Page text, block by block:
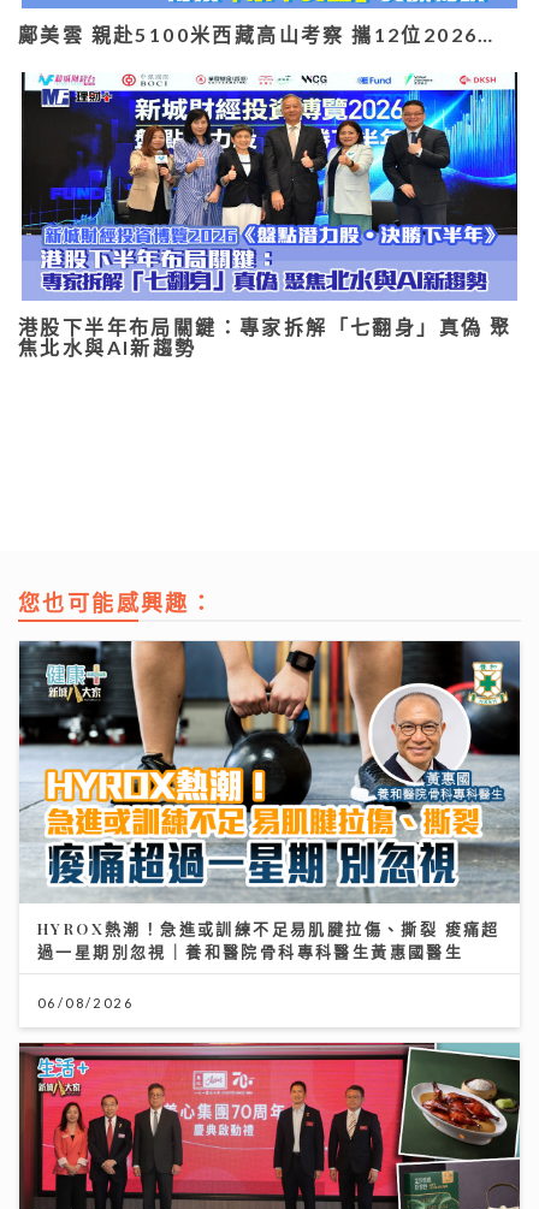
鄺美雲 親赴5100米西藏高山考察 攜12位2026…
港股下半年布局關鍵：專家拆解「七翻身」真偽 聚
焦北水與AI新趨勢
您也可能感興趣：
HYROX熱潮！急進或訓練不足易肌腱拉傷、撕裂 痠痛超
過一星期別忽視｜養和醫院骨科專科醫生黃惠國醫生
06/08/2026